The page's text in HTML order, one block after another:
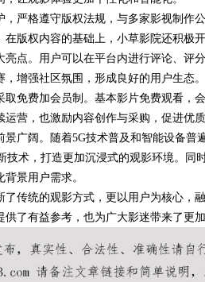
，严格遵守版权法规，与多家影视制作
在版权内容的基础上，小草影院还积极
亮点。用户可以在平台内进行评论、评
，增强社区氛围，形成良好的用户生态。
取免费加会员制。基本影片免费观看，
运营，也激励内容创作与采购，促进优
景广阔。随着5G技术普及和智能设备
技术，打造更加沉浸式的观影环境。
景用户需求。
了传统的观影方式，更以用户为核心，
供了有益参考，也为广大影迷带来了更